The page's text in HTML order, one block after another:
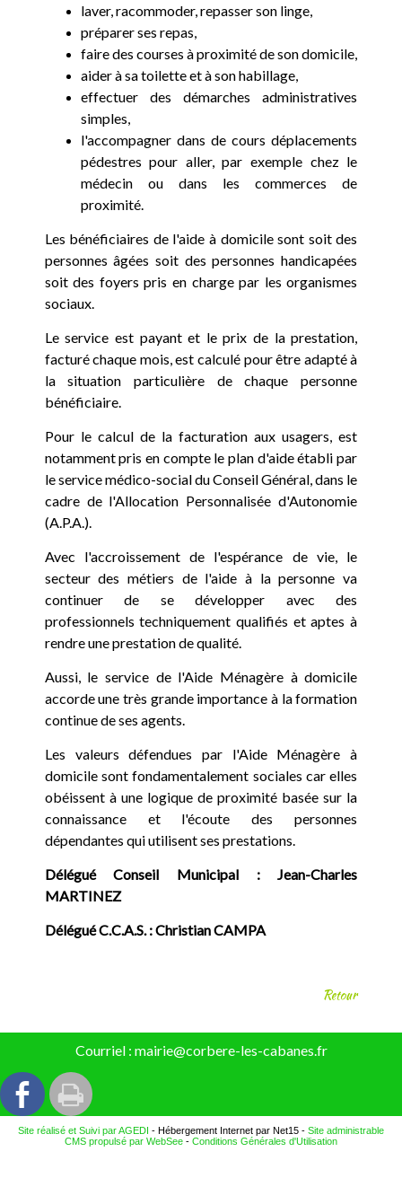
laver, racommoder, repasser son linge,
préparer ses repas,
faire des courses à proximité de son domicile,
aider à sa toilette et à son habillage,
effectuer des démarches administratives
simples,
l'accompagner dans de cours déplacements
pédestres pour aller, par exemple chez le
médecin ou dans les commerces de
proximité.
Les bénéficiaires de l'aide à domicile sont soit des
personnes âgées soit des personnes handicapées
soit des foyers pris en charge par les organismes
sociaux.
Le service est payant et le prix de la prestation,
facturé chaque mois, est calculé pour être adapté à
la situation particulière de chaque personne
bénéficiaire.
Pour le calcul de la facturation aux usagers, est
notamment pris en compte le plan d'aide établi par
le service médico-social du Conseil Général, dans le
cadre de l'Allocation Personnalisée d'Autonomie
(A.P.A.).
Avec l'accroissement de l'espérance de vie, le
secteur des métiers de l'aide à la personne va
continuer de se développer avec des
professionnels techniquement qualifiés et aptes à
rendre une prestation de qualité.
Aussi, le service de l'Aide Ménagère à domicile
accorde une très grande importance à la formation
continue de ses agents.
Les valeurs défendues par l'Aide Ménagère à
domicile sont fondamentalement sociales car elles
obéissent à une logique de proximité basée sur la
connaissance et l'écoute des personnes
dépendantes qui utilisent ses prestations.
Délégué Conseil Municipal : Jean-Charles
MARTINEZ
Délégué C.C.A.S. : Christian CAMPA
Retour
Courriel : mairie@corbere-les-cabanes.fr
Site réalisé et Suivi par AGEDI - Hébergement Internet par Net15 - Site administrable
CMS propulsé par WebSee - Conditions Générales d'Utilisation